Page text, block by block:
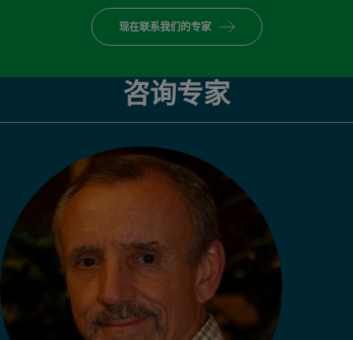
现在联系我们的专家
咨询专家